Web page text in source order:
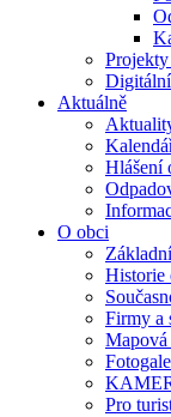
Aktuálně
Hlášení
O obci
Historie
Firmy a
Mapová
Pro